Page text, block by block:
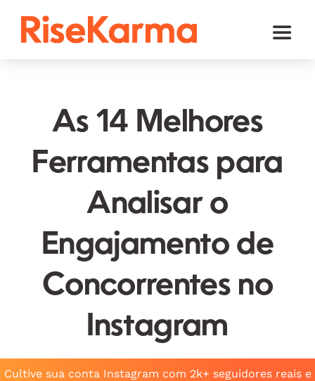
Toggle
TikTok
YouTube
Twitter (𝕏)
Outros
Carrinho
As 14 Melhores
Ferramentas para
Analisar o
Engajamento de
Concorrentes no
Instagram
Cultive sua conta Instagram com 2k+ seguidores reais e